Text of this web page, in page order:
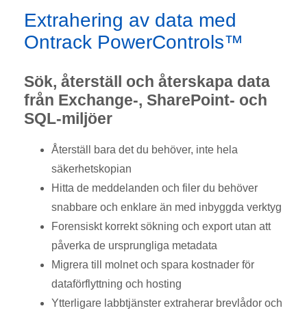
Extrahering av data med
Ontrack PowerControls™
Sök, återställ och återskapa data
från Exchange-, SharePoint- och
SQL-miljöer
Återställ bara det du behöver, inte hela
säkerhetskopian
Hitta de meddelanden och filer du behöver
snabbare och enklare än med inbyggda verktyg
Forensiskt korrekt sökning och export utan att
påverka de ursprungliga metadata
Migrera till molnet och spara kostnader för
dataförflyttning och hosting
Ytterligare labbtjänster extraherar brevlådor och